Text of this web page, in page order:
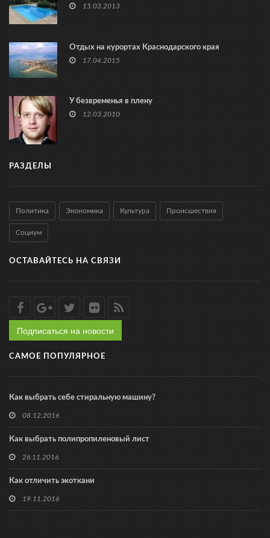
15.03.2013
Отдых на курортах Краснодарского края
17.04.2015
У безвременья в плену
12.03.2010
РАЗДЕЛЫ
Политика Экономика Культура Происшествия
Социум
ОСТАВАЙТЕСЬ НА СВЯЗИ
Подписаться на новости
САМОЕ ПОПУЛЯРНОЕ
Как выбрать себе стиральную машину?
08.12.2016
Как выбрать полипропиленовый лист
26.11.2016
Как отличить экоткани
19.11.2016